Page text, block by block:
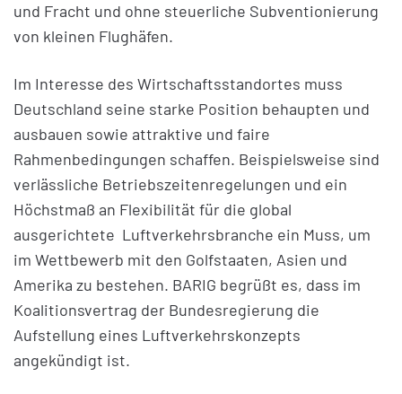
und Fracht und ohne steuerliche Subventionierung
von kleinen Flughäfen.
Im Interesse des Wirtschaftsstandortes muss
Deutschland seine starke Position behaupten und
ausbauen sowie attraktive und faire
Rahmenbedingungen schaffen. Beispielsweise sind
verlässliche Betriebszeitenregelungen und ein
Höchstmaß an Flexibilität für die global
ausgerichtete Luftverkehrsbranche ein Muss, um
im Wettbewerb mit den Golfstaaten, Asien und
Amerika zu bestehen. BARIG begrüßt es, dass im
Koalitionsvertrag der Bundesregierung die
Aufstellung eines Luftverkehrskonzepts
angekündigt ist.